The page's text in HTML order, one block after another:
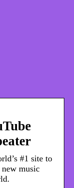
#1 site to
new music